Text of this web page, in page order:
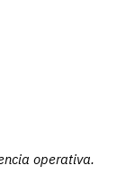
operativa.